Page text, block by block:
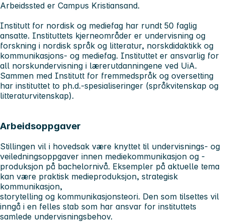
Arbeidssted er Campus Kristiansand.
Institutt for nordisk og mediefag har rundt 50 faglig
ansatte. Instituttets kjerneområder er undervisning og
forskning i nordisk språk og litteratur, norskdidaktikk og
kommunikasjons- og mediefag. Instituttet er ansvarlig for
all norskundervisning i lærerutdanningene ved UiA.
Sammen med Institutt for fremmedspråk og oversetting
har instituttet to ph.d.-spesialiseringer (språkvitenskap og
litteraturvitenskap).
Arbeidsoppgaver
Stillingen vil i hovedsak være knyttet til undervisnings- og
veiledningsoppgaver innen mediekommunikasjon og -
produksjon på bachelornivå. Eksempler på aktuelle tema
kan være praktisk medieproduksjon, strategisk
kommunikasjon,
storytelling og kommunikasjonsteori. Den som tilsettes vil
inngå i en felles stab som har ansvar for instituttets
samlede undervisningsbehov.